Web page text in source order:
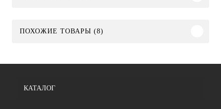
ПОХОЖИЕ ТОВАРЫ (8)
КАТАЛОГ